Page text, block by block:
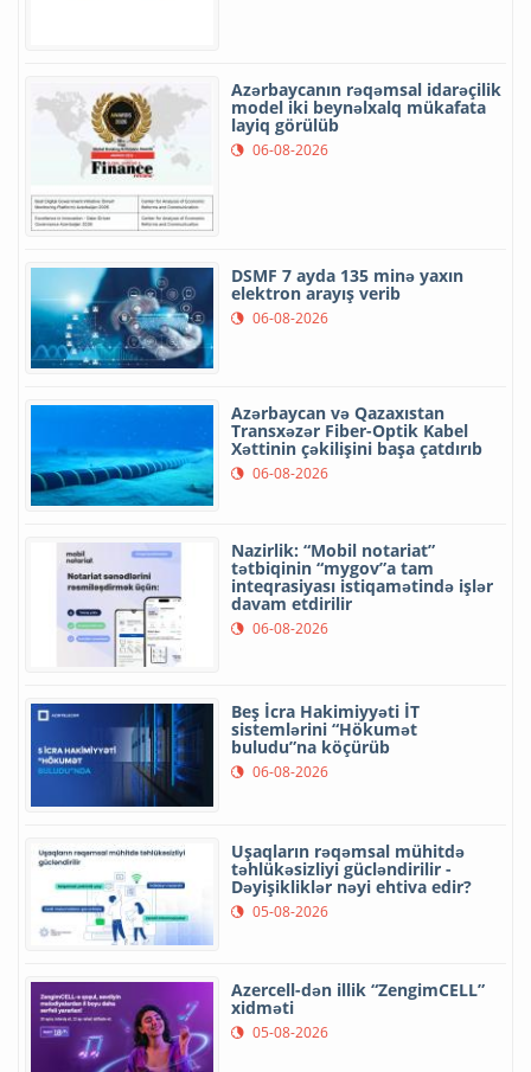
Azərbaycanın rəqəmsal idarəçilik
model iki beynəlxalq mükafata
layiq görülüb
06-08-2026
DSMF 7 ayda 135 minə yaxın
elektron arayış verib
06-08-2026
Azərbaycan və Qazaxıstan
Transxəzər Fiber-Optik Kabel
Xəttinin çəkilişini başa çatdırıb
06-08-2026
Nazirlik: “Mobil notariat”
tətbiqinin “mygov”a tam
inteqrasiyası istiqamətində işlər
davam etdirilir
06-08-2026
Beş İcra Hakimiyyəti İT
sistemlərini “Hökumət
buludu”na köçürüb
06-08-2026
Uşaqların rəqəmsal mühitdə
təhlükəsizliyi gücləndirilir -
Dəyişikliklər nəyi ehtiva edir?
05-08-2026
Azercell-dən illik “ZengimCELL”
xidməti
05-08-2026